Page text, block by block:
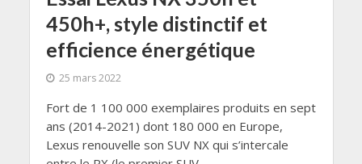
450h+, style distinctif et
efficience énergétique
25 mars 2022
Fort de 1 100 000 exemplaires produits en sept
ans (2014-2021) dont 180 000 en Europe,
Lexus renouvelle son SUV NX qui s’intercale